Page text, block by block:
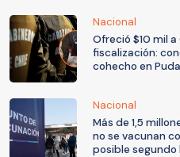
Nacional
Ofreció $10 mil
fiscalización:
cohecho en
Nacional
Más de 1,5
no se vacunan
posible segundo